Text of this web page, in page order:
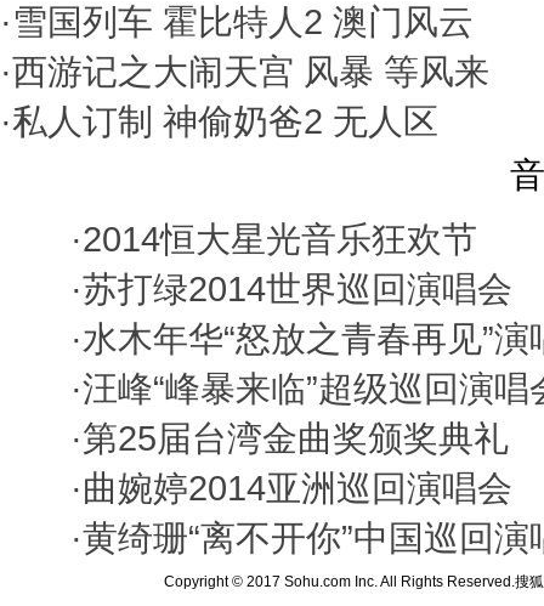
·雪国列车 霍比特人2 澳门风云
·西游记之大闹天宫 风暴 等风来
·私人订制 神偷奶爸2 无人区
·2014恒大星光音乐狂欢节
·苏打绿2014世界巡回演唱会
·水木年华“怒放之青春再见”演
·汪峰“峰暴来临”超级巡回演唱
·第25届台湾金曲奖颁奖典礼
·曲婉婷2014亚洲巡回演唱会
·黄绮珊“离不开你”中国巡回演
Copyright © 2017 Sohu.com Inc. All Rights Reserved.搜